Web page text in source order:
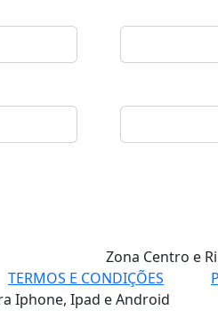
Zona Centro e
TERMOS E CONDIÇÕES
Iphone, Ipad e Android